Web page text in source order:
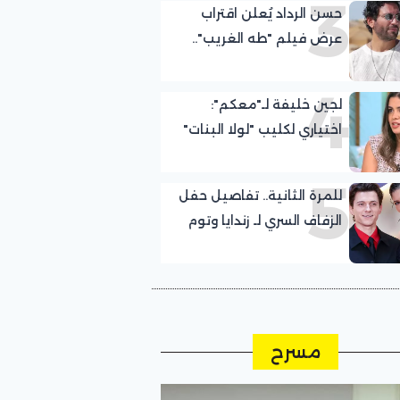
الشمالي
3
حسن الرداد يُعلن اقتراب
عرض فيلم "طه الغريب"..
4
لجين خليفة لـ"معكم":
اختياري لكليب "لولا البنات"
قبل التصوير بيوم
5
للمرة الثانية.. تفاصيل حفل
الزفاف السري لـ زندايا وتوم
مسرح